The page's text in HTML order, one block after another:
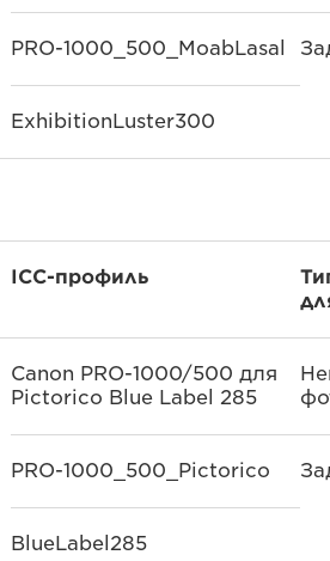
PRO-1000_500_MoabLasal
ExhibitionLuster300
ICC-профиль
Canon PRO-1000/500 для
Pictorico Blue Label 285
PRO-1000_500_Pictorico
BlueLabel285